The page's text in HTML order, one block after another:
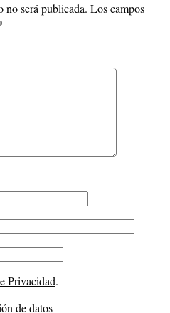
no será publicada. Los campos
Privacidad.
de datos